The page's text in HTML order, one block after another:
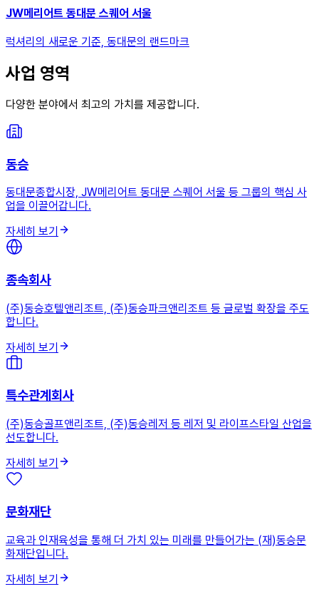
JW메리어트 동대문 스퀘어 서울
럭셔리의 새로운 기준, 동대문의 랜드마크
사업 영역
다양한 분야에서 최고의 가치를 제공합니다.
동승
동대문종합시장, JW메리어트 동대문 스퀘어 서울 등 그룹의 핵심 사
업을 이끌어갑니다.
자세히 보기
종속회사
(주)동승호텔앤리조트, (주)동승파크앤리조트 등 글로벌 확장을 주도
합니다.
자세히 보기
특수관계회사
(주)동승골프앤리조트, (주)동승레저 등 레저 및 라이프스타일 산업을
선도합니다.
자세히 보기
문화재단
교육과 인재육성을 통해 더 가치 있는 미래를 만들어가는 (재)동승문
화재단입니다.
자세히 보기